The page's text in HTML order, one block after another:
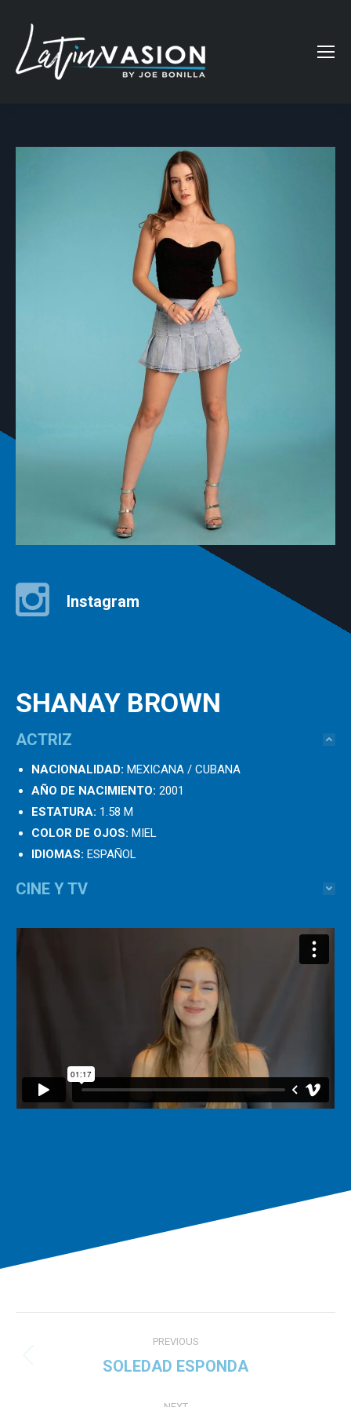
Instagram
SHANAY BROWN
ACTRIZ
NACIONALIDAD: MEXICANA / CUBANA
AÑO DE NACIMIENTO: 2001
ESTATURA: 1.58 M
COLOR DE OJOS: MIEL
IDIOMAS: ESPAÑOL
CINE Y TV
navigation
PREVIOUS
Previous
SOLEDAD ESPONDA